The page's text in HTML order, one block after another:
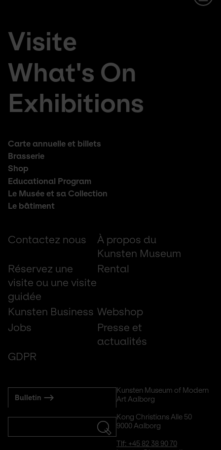
Footer
large
menu
Visite
What's On
Exhibitions
Footer
middle
Carte annuelle et billets
Brasserie
Shop
Educational Program
Le Musée et sa Collection
Le bâtiment
Footer
Contactez nous
À propos du
Kunsten Museum
Réservez une
visite ou une visite
guidée
Rental
Kunsten Business Webshop
Jobs
Presse et
actualités
GDPR
Kunsten Museum of Modern
Art Aalborg
Kong Christians Alle 50
9000 Aalborg
Tlf: +45 82 38 90 70
Subscribe
toBulletin